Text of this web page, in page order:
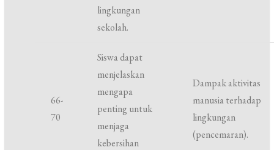
lingkungan
sekolah.
66-
70
Siswa dapat
menjelaskan
mengapa
penting untuk
menjaga
kebersihan
Dampak aktivitas
manusia terhadap
lingkungan
(pencemaran).